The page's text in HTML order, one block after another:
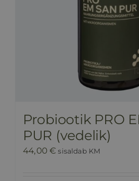
Probiootik PRO
PUR (vedelik)
44,00€ sisaldab KM